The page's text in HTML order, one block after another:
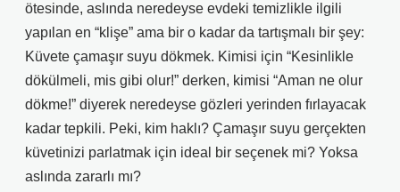
ötesinde, aslında neredeyse evdeki temizlikle ilgili
yapılan en “klişe” ama bir o kadar da tartışmalı bir şey:
Küvete çamaşır suyu dökmek. Kimisi için “Kesinlikle
dökülmeli, mis gibi olur!” derken, kimisi “Aman ne olur
dökme!” diyerek neredeyse gözleri yerinden fırlayacak
kadar tepkili. Peki, kim haklı? Çamaşır suyu gerçekten
küvetinizi parlatmak için ideal bir seçenek mi? Yoksa
aslında zararlı mı?